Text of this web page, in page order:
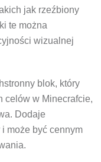
jak rzeźbiony
te można
wizualnej
blok, który
celów w Minecrafcie,
Dodaje
może być cennym